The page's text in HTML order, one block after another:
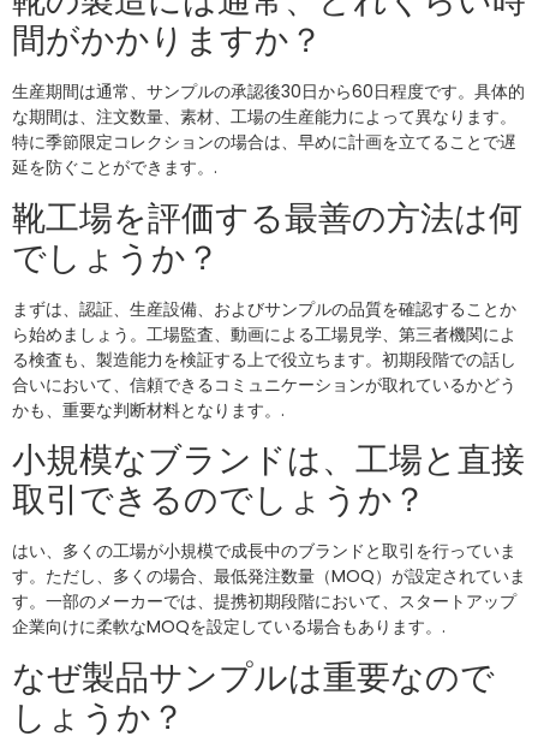
間がかかりますか？
生産期間は通常、サンプルの承認後30日から60日程度です。具体的
な期間は、注文数量、素材、工場の生産能力によって異なります。
特に季節限定コレクションの場合は、早めに計画を立てることで遅
延を防ぐことができます。.
靴工場を評価する最善の方法は何
でしょうか？
まずは、認証、生産設備、およびサンプルの品質を確認することか
ら始めましょう。工場監査、動画による工場見学、第三者機関によ
る検査も、製造能力を検証する上で役立ちます。初期段階での話し
合いにおいて、信頼できるコミュニケーションが取れているかどう
かも、重要な判断材料となります。.
小規模なブランドは、工場と直接
取引できるのでしょうか？
はい、多くの工場が小規模で成長中のブランドと取引を行っていま
す。ただし、多くの場合、最低発注数量（MOQ）が設定されていま
す。一部のメーカーでは、提携初期段階において、スタートアップ
企業向けに柔軟なMOQを設定している場合もあります。.
なぜ製品サンプルは重要なので
しょうか？